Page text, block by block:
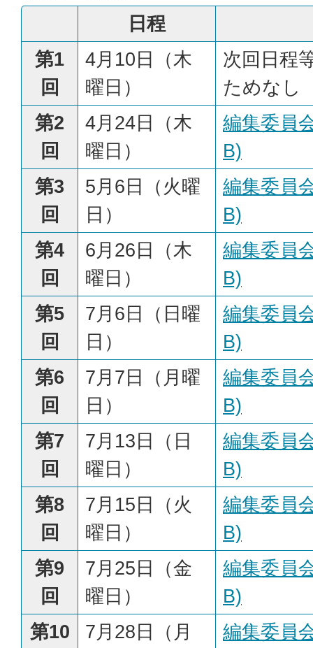
日程
第1
回
4月10日（木
曜日）
次回日程
ためなし
第2
回
4月24日（木
曜日）
編集委員
B)
第3
回
5月6日（火曜
日）
編集委員
B)
第4
回
6月26日（木
曜日）
編集委員
B)
第5
回
7月6日（日曜
日）
編集委員
B)
第6
回
7月7日（月曜
日）
編集委員
B)
第7
回
7月13日（日
曜日）
編集委員
B)
第8
回
7月15日（火
曜日）
編集委員
B)
第9
回
7月25日（金
曜日）
編集委員
B)
第10
7月28日（月
編集委員